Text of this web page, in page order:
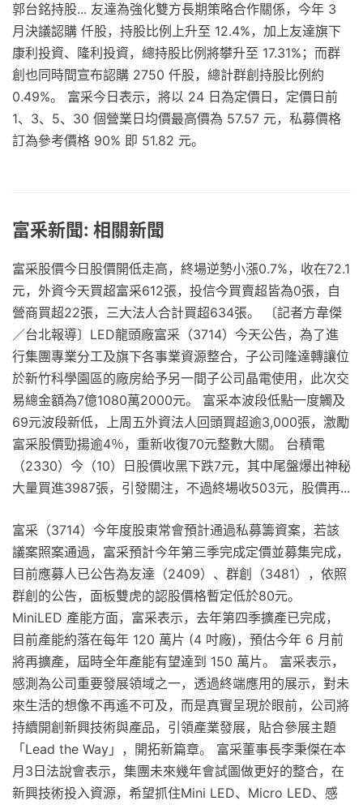
郭台銘持股... 友達為強化雙方長期策略合作關係，今年 3
月決議認購 仟股，持股比例上升至 12.4%，加上友達旗下
康利投資、隆利投資，總持股比例將攀升至 17.31%；而群
創也同時間宣布認購 2750 仟股，總計群創持股比例約
0.49%。 富采今日表示，將以 24 日為定價日，定價日前
1、3、5、30 個營業日均價最高價為 57.57 元，私募價格
訂為參考價格 90% 即 51.82 元。
富釆新聞: 相關新聞
富采股價今日股價開低走高，終場逆勢小漲0.7%，收在72.1
元，外資今天買超富采612張，投信今買賣超皆為0張，自
營商買超22張，三大法人合計買超634張。 〔記者方韋傑
／台北報導〕LED龍頭廠富采（3714）今天公告，為了進
行集團專業分工及旗下各事業資源整合，子公司隆達轉讓位
於新竹科學園區的廠房給予另一間子公司晶電使用，此次交
易總金額為7億1080萬2000元。 富采本波段低點一度觸及
69元波段新低，上周五外資法人回頭買超逾3,000張，激勵
富采股價勁揚逾4％，重新收復70元整數大關。 台積電
（2330）今（10）日股價收黑下跌7元，其中尾盤爆出神秘
大量買進3987張，引發關注，不過終場收503元，股價再...
富采（3714）今年度股東常會預計通過私募籌資案，若該
議案照案通過，富采預計今年第三季完成定價並募集完成，
目前應募人已公告為友達（2409）、群創（3481），依照
群創的公告，面板雙虎的認股價格暫定低於80元。
MiniLED 產能方面，富采表示，去年第四季擴產已完成，
目前產能約落在每年 120 萬片 (4 吋廠)，預估今年 6 月前
將再擴產，屆時全年產能有望達到 150 萬片。 富采表示，
感測為公司重要發展領域之一，透過終端應用的展示，對未
來生活的想像不再遙不可及，而是真實呈現於眼前，公司將
持續開創新興技術與產品，引領產業發展，貼合參展主題
「Lead the Way」，開拓新篇章。 富采董事長李秉傑在本
月3日法說會表示，集團未來幾年會試圖做更好的整合，在
新興技術投入資源，希望抓住Mini LED、Micro LED、感